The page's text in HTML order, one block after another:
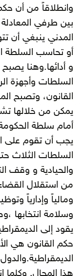
وانطلاقاً من أن
بين طرفي
المدني ينبغي أن
أو تحاسب السلطة
و أدائها.وهنا
السلطات وأجهزة
القانون، وتصبح
يمكن من خلالها
أمام سلطة
يجب أن تقوم على
السلطات الثلاث
والحيادية و وقف
من استقلال
ومالياً وإدارياً
وسلامة انتخابها
يقود إلى
حكم القانون هي
هذا المجال. وكلما